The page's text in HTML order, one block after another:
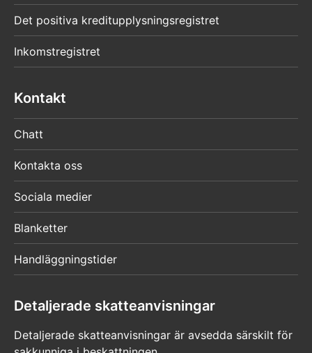
Det positiva kreditupplysningsregistret
Inkomstregistret
Kontakt
Chatt
Kontakta oss
Sociala medier
Blanketter
Handläggningstider
Detaljerade skatteanvisningar
Detaljerade skatteanvisningar är avsedda särskilt för